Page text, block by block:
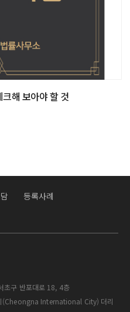
해 보아야 할 것
등록사례
초구 반포대로 18, 4층
(Cheongna International City) 더리